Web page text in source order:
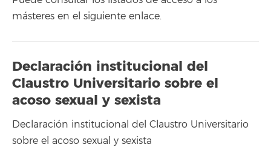
másteres en el siguiente enlace.
Declaración institucional del
Claustro Universitario sobre el
acoso sexual y sexista
Declaración institucional del Claustro Universitario
sobre el acoso sexual y sexista